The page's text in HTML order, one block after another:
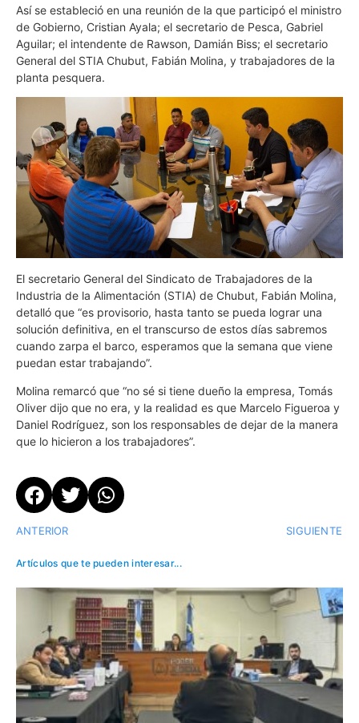
Así se estableció en una reunión de la que participó el ministro
de Gobierno, Cristian Ayala; el secretario de Pesca, Gabriel
Aguilar; el intendente de Rawson, Damián Biss; el secretario
General del STIA Chubut, Fabián Molina, y trabajadores de la
planta pesquera.
El secretario General del Sindicato de Trabajadores de la
Industria de la Alimentación (STIA) de Chubut, Fabián Molina,
detalló que “es provisorio, hasta tanto se pueda lograr una
solución definitiva, en el transcurso de estos días sabremos
cuando zarpa el barco, esperamos que la semana que viene
puedan estar trabajando”.
Molina remarcó que “no sé si tiene dueño la empresa, Tomás
Oliver dijo que no era, y la realidad es que Marcelo Figueroa y
Daniel Rodríguez, son los responsables de dejar de la manera
que lo hicieron a los trabajadores”.
ANTERIOR SIGUIENTE
Artículos que te pueden interesar...